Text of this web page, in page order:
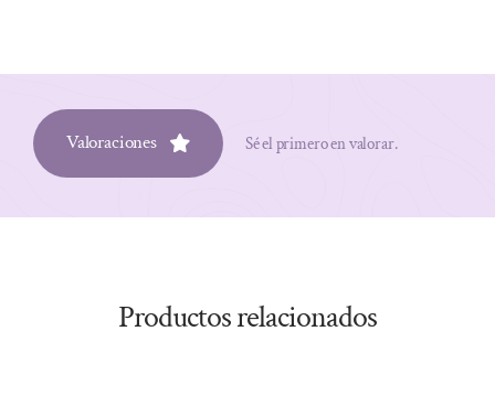
Valoraciones Sé el primero en valorar.
Productos relacionados